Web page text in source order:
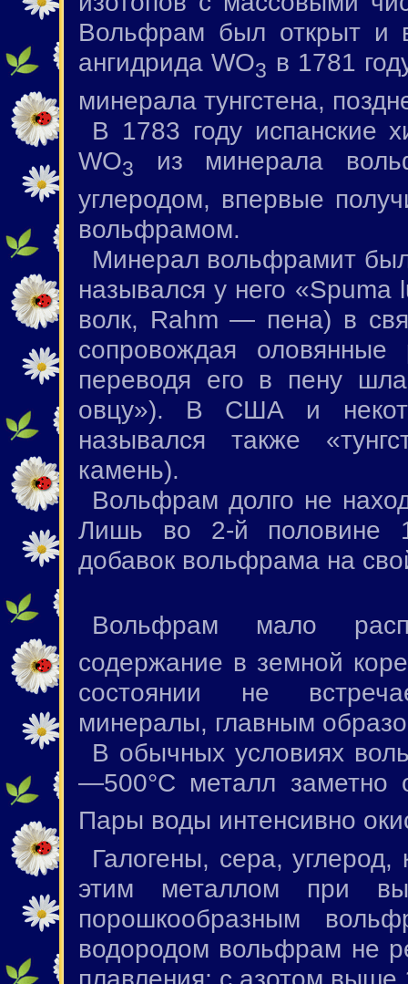
Вольфрам был открыт и
ангидрида WO3 в 1781
минерала тунгстена,
В 1783 году испанские
WO3
из минерала
углеродом, впервые
вольфрамом.
Минерал вольфрамит
назывался у него
волк, Rahm — пена) в
сопровождая
переводя его в пену
овцу»). В США и
назывался также
камень).
Вольфрам долго не
Лишь во 2-й половине
добавок вольфрама на
Вольфрам мало
содержание в земной
состоянии не
минералы, главным
В обычных условиях
—500°С металл заметно
Пары воды интенсивно
Галогены, сера,
этим металлом при
порошкообразным
водородом вольфрам не